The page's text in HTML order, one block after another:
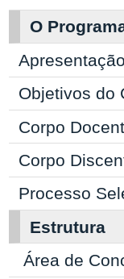
O
Apresentação
Objetivos do
Corpo
Corpo
Processo
Estrutura
Área de